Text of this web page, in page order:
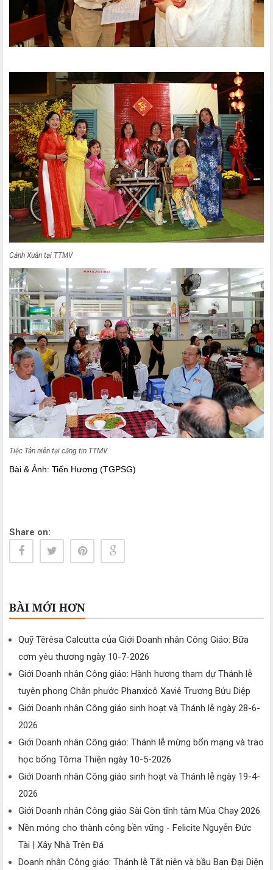
Cảnh Xuân tại TTMV
Tiệc Tân niên tại căng tin TTMV
Bài & Ảnh: Tiến Hương (TGPSG)
Share on:
BÀI MỚI HƠN
Quỹ Têrêsa Calcutta của Giới Doanh nhân Công Giáo: Bữa
cơm yêu thương ngày 10-7-2026
Giới Doanh nhân Công giáo: Hành hương tham dự Thánh lễ
tuyên phong Chân phước Phanxicô Xaviê Trương Bửu Diệp
Giới Doanh nhân Công giáo sinh hoạt và Thánh lễ ngày 28-6-
2026
Giới Doanh nhân Công giáo: Thánh lễ mừng bổn mạng và trao
học bổng Tôma Thiện ngày 10-5-2026
Giới Doanh nhân Công giáo sinh hoạt và Thánh lễ ngày 19-4-
2026
Giới Doanh nhân Công giáo Sài Gòn tĩnh tâm Mùa Chay 2026
Nền móng cho thành công bền vững - Felicite Nguyễn Đức
Tài | Xây Nhà Trên Đá
Doanh nhân Công giáo: Thánh lễ Tất niên và bầu Ban Đại Diện